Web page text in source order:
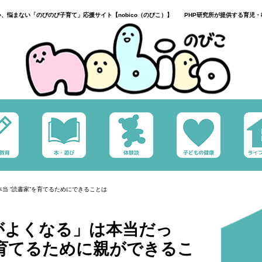
、悩まない「のびのび子育て」応援サイト【nobico（のびこ）】 PHP研究所が提供する育児・
“読書家”を育てるためにできることは
くなる」は本当だっ
てるために親ができるこ